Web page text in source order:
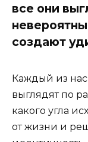
все они
создают
Каждый из нас
выглядят по
какого угла
от жизни и